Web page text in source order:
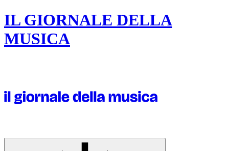
IL GIORNALE DELLA
MUSICA